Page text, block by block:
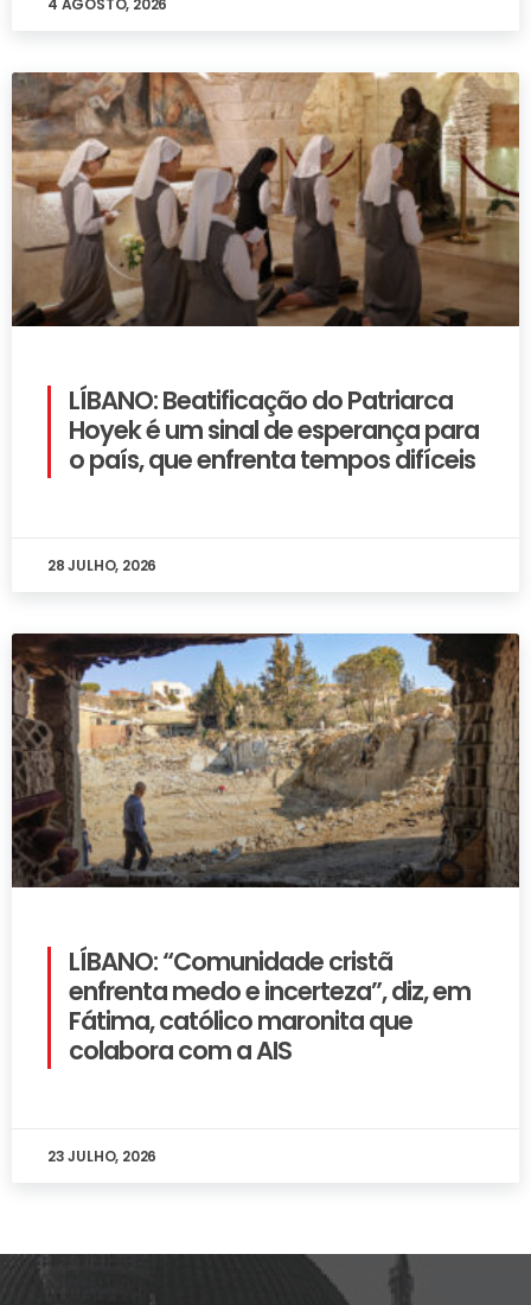
4 AGOSTO, 2026
LÍBANO: Beatificação do Patriarca
Hoyek é um sinal de esperança para
o país, que enfrenta tempos difíceis
28 JULHO, 2026
LÍBANO: “Comunidade cristã
enfrenta medo e incerteza”, diz, em
Fátima, católico maronita que
colabora com a AIS
23 JULHO, 2026